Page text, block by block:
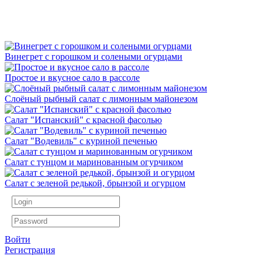
Винегрет с горошком и солеными огурцами
Простое и вкусное сало в рассоле
Слоёный рыбный салат с лимонным майонезом
Салат "Испанский" с красной фасолью
Салат "Водевиль" с куриной печенью
Салат с тунцом и маринованным огурчиком
Салат с зеленой редькой, брынзой и огурцом
Войти
Регистрация